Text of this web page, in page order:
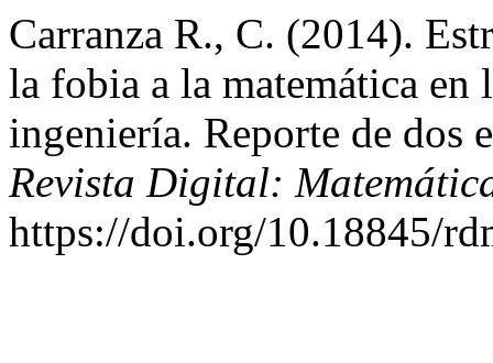
Carranza R., C. (2014).
la fobia a la matemática en
ingeniería. Reporte de dos
Revista Digital:
https://doi.org/10.18845/